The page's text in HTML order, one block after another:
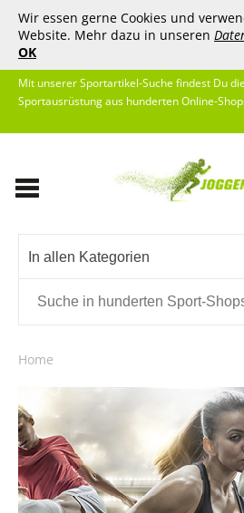
Wir essen gerne Cookies und
Website. Mehr dazu in unseren
OK
Mit unserer Sportartikel-Suche findest Du
Sportausrüstung aus hunderten Online-
In allen Kategorien
Home